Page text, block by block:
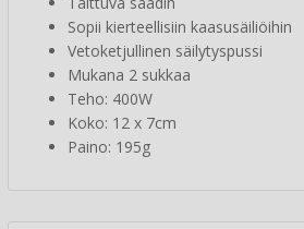
Sopii kierteellisiin kaasusäiliöihin
Vetoketjullinen säilytyspussi
Mukana 2 sukkaa
Teho: 400W
Koko: 12 x 7cm
Paino: 195g